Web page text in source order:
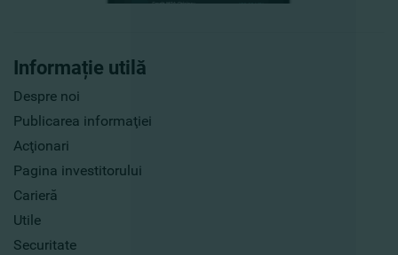
Informație utilă
Despre noi
Publicarea informaţiei
Acţionari
Pagina investitorului
Carieră
Utile
Securitate